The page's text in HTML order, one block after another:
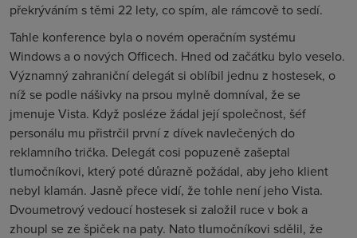
překrýváním s těmi 22 lety, co spím, ale rámcově to sedí.
Tahle konference byla o novém operačním systému
Windows a o nových Officech. Hned od začátku bylo veselo.
Významný zahraniční delegát si oblíbil jednu z hostesek, o
níž se podle nášivky na prsou mylně domníval, že se
jmenuje Vista. Když posléze žádal její společnost, šéf
personálu mu přistrčil první z dívek navlečených do
reklamního trička. Delegát cosi popuzeně zašeptal
tlumočníkovi, který poté důrazně požádal, aby jeho klient
nebyl klamán. Jasně přece vidí, že tohle není jeho Vista.
Dvoumetrový vedoucí hostesek si založil ruce v bok a
zhoupl se ze špiček na paty. Nato tlumočníkovi sdělil, že